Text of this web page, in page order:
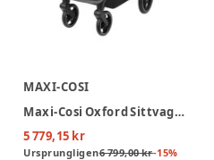
MAXI-COSI
Maxi-Cosi Oxford Sittvagn - Twillic Black
5 779,15 kr
Ursprungligen6 799,00 kr-15%